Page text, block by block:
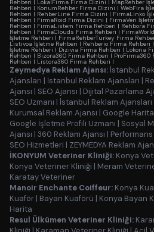
Rehberi | LokalFirma Firma Dizini | MapRehber
Rehberi | KonumRehber Firma Dizini | WebFira
Rehberi | RehberLine Firma Dizini | FirmaLinko
Rehberi | FirmaRoid Firma Dizini | FirmaVeri
Rehberi | FirmaListem Firma Rehberi | Rehbora
Rehberi | FirmaClouds Firma Rehberi |
İşletme Rehberi | FirmaRehberTurkey Firma
Listivoa İşletme Rehberi | Rehberio Firma Rehberi |
İşletme Rehberi | Dizivia Firma Rehberi | Lokoria
Rehberi | Bizora360 Firma Rehberi | ProFirma360
Rehberi | Listora360 Firma Rehberi |
Zeymedya Reklam Ajansı: İstanbul
Ajansları | İstanbul Reklam Ajansları |
Ajansı | SEO Ajansı | Dijital Pazarlama
SEO Uzmanı | İstanbul Reklam Ajansları
Kurumsal Reklam Ajansı | Google Harita
Google İşletme Profili Uzmanı | Sosyal
Ajansı | 360 Reklam Ajansı | Performans
SEO Hizmetleri | ZEYMEDYA Reklam
İKONYUM Veteriner Kliniği: Konya
Konya Veteriner Kliniği | Meram
Karatay Veteriner
Manoir Enchante Coiffeur: Konya
Kuaför | Bayan Kuaförü | Konya Bayan
Harita
Resul Ülkümen Veteriner Kliniği: